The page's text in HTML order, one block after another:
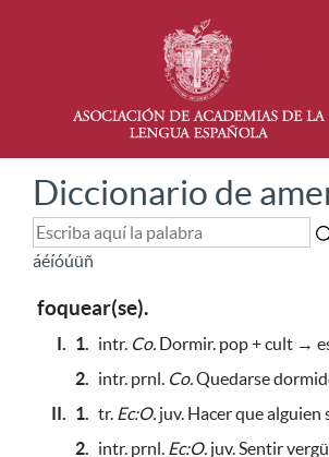
Diccionario de
áéíóúüñ
foquear(se).
I. 1. intr. Co. Dormir. pop + cult →
2. intr. prnl. Co.Quedarse
II. 1. tr. Ec:O. juv. Hacer que alguien
2. intr. prnl. Ec:O. juv. Sentir